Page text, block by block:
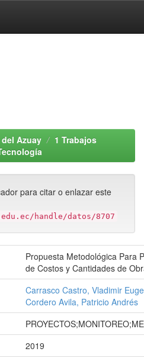
Azuay
1 Trabajos
para citar o enlazar este
handle/datos/8707
Propuesta Metodológica Para
de Costos y Cantidades de
Carrasco Castro, Vladimir
Cordero Avila, Patricio Andrés
2019